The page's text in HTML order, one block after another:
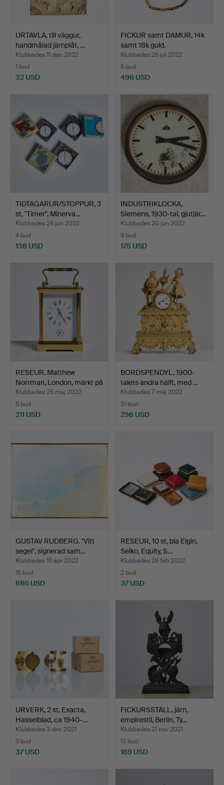
URTAVLA, till väggur,
handmålad järnplåt, …
Klubbades 11 dec 2022
1 bud
32 USD
FICKUR samt DAMUR, 14k
samt 18k guld.
Klubbades 26 jul 2022
5 bud
496 USD
TIDTAGARUR/STOPPUR, 3
st, "Timer", Minerva…
Klubbades 24 jun 2022
4 bud
138 USD
INDUSTRIKLOCKA,
Siemens, 1930-tal, gjutjär…
Klubbades 20 jun 2022
9 bud
175 USD
RESEUR, Matthew
Norrman, London, märkt på
…
Klubbades 25 maj 2022
5 bud
211 USD
BORDSPENDYL, 1900-
talets andra hälft, med …
Klubbades 7 maj 2022
31 bud
296 USD
GUSTAV RUDBERG. "Vitt
segel", signerad sam…
Klubbades 15 apr 2022
15 bud
686 USD
RESEUR, 10 st, bla Elgin,
Seiko, Equity, S…
Klubbades 26 feb 2022
2 bud
37 USD
URVERK, 2 st, Exacta,
Hasselblad, ca 1940-…
Klubbades 3 dec 2021
3 bud
37 USD
FICKURSSTÄLL, järn,
empirestil, Berlin, Ty…
Klubbades 21 nov 2021
13 bud
169 USD